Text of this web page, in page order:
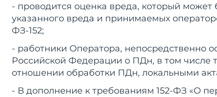
- проводится оценка вреда, который
указанного вреда и принимаемых
ФЗ-152;
- работники Оператора, непосредственно
Российской Федерации о ПДн, в том
отношении обработки ПДн, локальными
- В дополнение к требованиям 152-ФЗ «О